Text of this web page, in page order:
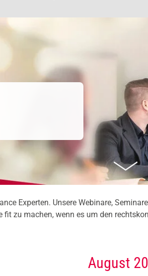
Experten. Unsere Webinare,
fit zu machen, wenn es um den
August